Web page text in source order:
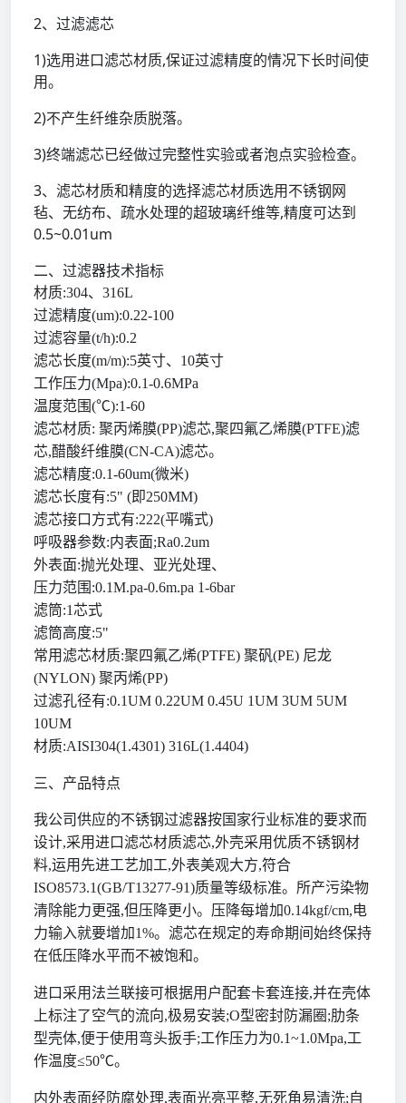
2、过滤滤芯
1)选用进口滤芯材质,保证过滤精度的情况下长时间使
用。
2)不产生纤维杂质脱落。
3)终端滤芯已经做过完整性实验或者泡点实验检查。
3、滤芯材质和精度的选择滤芯材质选用不锈钢网
毡、无纺布、疏水处理的超玻璃纤维等,精度可达到
0.5~0.01um
二、过滤器技术指标
材质:304、316L
过滤精度(um):0.22-100
过滤容量(t/h):0.2
滤芯长度(m/m):5英寸、10英寸
工作压力(Mpa):0.1-0.6MPa
温度范围(℃):1-60
滤芯材质: 聚丙烯膜(PP)滤芯,聚四氟乙烯膜(PTFE)滤
芯,醋酸纤维膜(CN-CA)滤芯。
滤芯精度:0.1-60um(微米)
滤芯长度有:5" (即250MM)
滤芯接口方式有:222(平嘴式)
呼吸器参数:内表面;Ra0.2um
外表面:抛光处理、亚光处理、
压力范围 :0.1M.pa-0.6m.pa 1-6bar
滤筒:1芯式
滤筒高度:5"
常用滤芯材质:聚四氟乙烯(PTFE) 聚矾(PE) 尼龙
(NYLON) 聚丙烯(PP)
过滤孔径有:0.1UM 0.22UM 0.45U 1UM 3UM 5UM
10UM
材质:AISI304(1.4301) 316L(1.4404)
三、产品特点
我公司供应的不锈钢过滤器按国家行业标准的要求而
设计,采用进口滤芯材质滤芯,外壳采用优质不锈钢材
料,运用先进工艺加工,外表美观大方,符合
ISO8573.1(GB/T13277-91)质量等级标准。所产污染物
清除能力更强,但压降更小。压降每增加0.14kgf/cm,电
力输入就要增加1%。滤芯在规定的寿命期间始终保持
在低压降水平而不被饱和。
进口采用法兰联接可根据用户配套卡套连接,并在壳体
上标注了空气的流向,极易安装;O型密封防漏圈;肋条
型壳体,便于使用弯头扳手;工作压力为0.1~1.0Mpa,工
作温度≤50℃。
内外表面经防腐处理,表面光亮平整,无死角易清洗;自